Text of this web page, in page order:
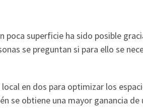
poca superficie ha sido posible
se preguntan si para ello se
en dos para optimizar los
se obtiene una mayor ganancia de